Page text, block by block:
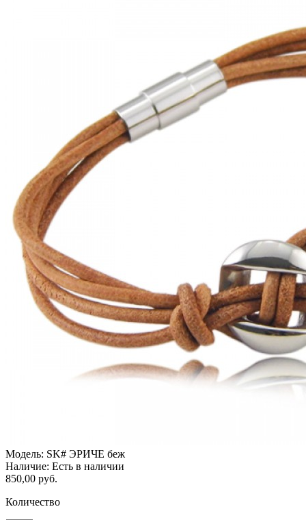
Модель: SK# ЭРИЧЕ беж
Наличие: Есть в наличии
850,00 руб.
Количество